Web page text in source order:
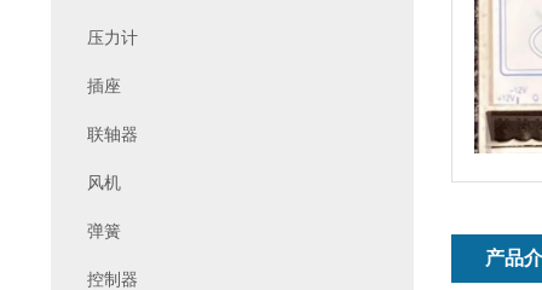
产品
压力计
插座
联轴器
风机
弹簧
控制器